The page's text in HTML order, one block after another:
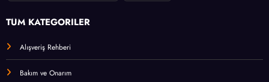
TÜM KATEGORİLER
Alışveriş Rehberi
Bakım ve Onarım